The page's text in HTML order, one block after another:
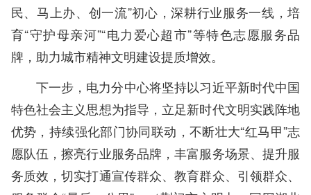
民、马上办、创一流”初心，深耕行业服务一线，培
育“守护母亲河”“电力爱心超市”等特色志愿服务品
牌，助力城市精神文明建设提质增效。
下一步，电力分中心将坚持以习近平新时代中国
特色社会主义思想为指导，立足新时代文明实践阵地
优势，持续强化部门协同联动，不断壮大“红马甲”志
愿队伍，擦亮行业服务品牌，丰富服务场景、提升服
务质效，切实打通宣传群众、教育群众、引领群众、